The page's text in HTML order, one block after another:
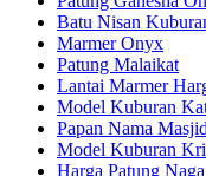
Batu Nisan
Marmer Onyx
Patung Malaikat
Lantai Marmer
Model Kuburan
Papan Nama Masjid
Model Kuburan
Harga Patung